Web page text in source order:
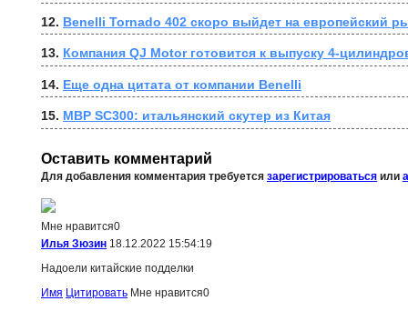
12. Benelli Tornado 402 скоро выйдет на европейский
13. Компания QJ Motor готовится к выпуску 4-
14. Еще одна цитата от компании Benelli
15. MBP SC300: итальянский скутер из Китая
Оставить комментарий
Для добавления комментария требуется зарегистрироваться или
Мне нравится0
Илья Зюзин 18.12.2022 15:54:19
Надоели китайские подделки
Имя Цитировать Мне нравится0